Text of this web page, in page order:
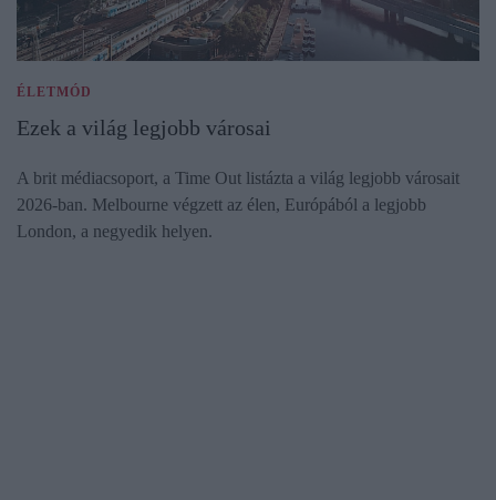
ÉLETMÓD
Ezek a világ legjobb városai
A brit médiacsoport, a Time Out listázta a világ legjobb városait
2026-ban. Melbourne végzett az élen, Európából a legjobb
London, a negyedik helyen.